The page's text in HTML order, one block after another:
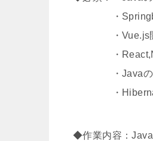
・Springboot
・Vue.js開
・
・Javaの基
・Hibernate (
◆作業内容：Java